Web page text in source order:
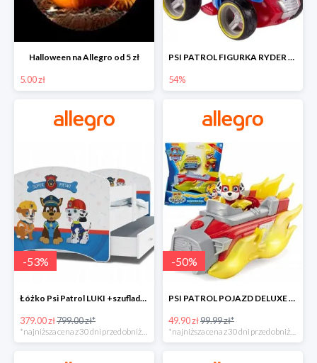
Halloween na Allegro od 5 zł
5.00 zł
PSI PATROL FIGURKA RYDER + QUAD POJAZD RATUNKOWY -54%
54%
-53%
Łóżko Psi Patrol LUKI +szuflada+materac+grafika -52%
379.00 zł799.00 zł*
-50%
PSI PATROL POJAZD DELUXE FIGURKA MARSHALL MIGHTY -50%
49.90 zł99.99 zł*